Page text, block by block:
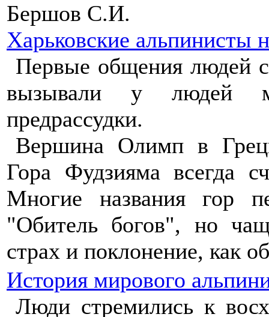
Бершов С.И.
Харьковские альпинисты
Первые общения людей
вызывали у людей
предрассудки.
Вершина Олимп в
Гора Фудзияма всегда
Многие названия гор
"Обитель богов", но
страх и поклонение, как
История мирового
Люди стремились к